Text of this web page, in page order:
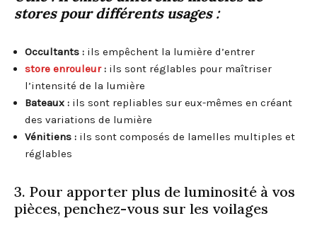
stores pour différents usages :
Occultants : ils empêchent la lumière d’entrer
store enrouleur : ils sont réglables pour maîtriser
l’intensité de la lumière
Bateaux : ils sont repliables sur eux-mêmes en créant
des variations de lumière
Vénitiens : ils sont composés de lamelles multiples et
réglables
3. Pour apporter plus de luminosité à vos
pièces, penchez-vous sur les voilages